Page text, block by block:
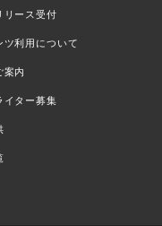
リース受付
ツ利用について
案内
イター募集